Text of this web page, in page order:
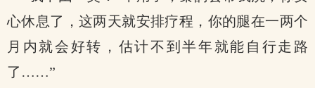
心休息了，这两天就安排疗程，你的腿在一两个
月内就会好转，估计不到半年就能自行走路
了……”